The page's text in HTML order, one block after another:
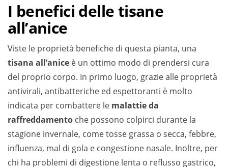
I benefici delle tisane
all’anice
Viste le proprietà benefiche di questa pianta, una
tisana all’anice è un ottimo modo di prendersi cura
del proprio corpo. In primo luogo, grazie alle proprietà
antivirali, antibatteriche ed espettoranti è molto
indicata per combattere le malattie da
raffreddamento che possono colpirci durante la
stagione invernale, come tosse grassa o secca, febbre,
influenza, mal di gola e congestione nasale. Inoltre, per
chi ha problemi di digestione lenta o reflusso gastrico,